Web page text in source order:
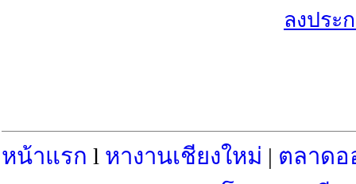
ลงประ
หน้าแรก l หางานเชียงใหม่ | ตลาด